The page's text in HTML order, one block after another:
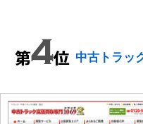
中古トラッ